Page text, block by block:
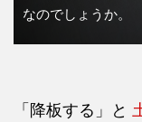
なのでしょうか。
「降板する」と